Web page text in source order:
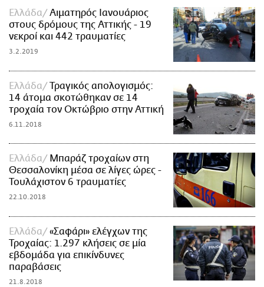
Ελλάδα
Αιματηρός Ιανουάριος
στους δρόμους της Αττικής - 19
νεκροί και 442 τραυματίες
3.2.2019
Ελλάδα
Τραγικός απολογισμός:
14 άτομα σκοτώθηκαν σε 14
τροχαία τον Οκτώβριο στην Αττική
6.11.2018
Ελλάδα
Μπαράζ τροχαίων στη
Θεσσαλονίκη μέσα σε λίγες ώρες -
Τουλάχιστον 6 τραυματίες
22.10.2018
Ελλάδα
«Σαφάρι» ελέγχων της
Τροχαίας: 1.297 κλήσεις σε μία
εβδομάδα για επικίνδυνες
παραβάσεις
21.8.2018